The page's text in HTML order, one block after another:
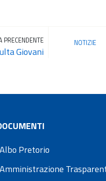
PRECENDENTE
Giovani
NOTIZIE
Albo Pretorio
Amministrazione